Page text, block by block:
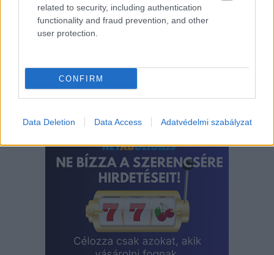
related to security, including authentication
functionality and fraud prevention, and other
user protection.
CONFIRM
Data Deletion Data Access Adatvédelmi szabályzat
rajtolójaként indul majd, tehát 2023. január 23-
án, reggel 8:13-kor.